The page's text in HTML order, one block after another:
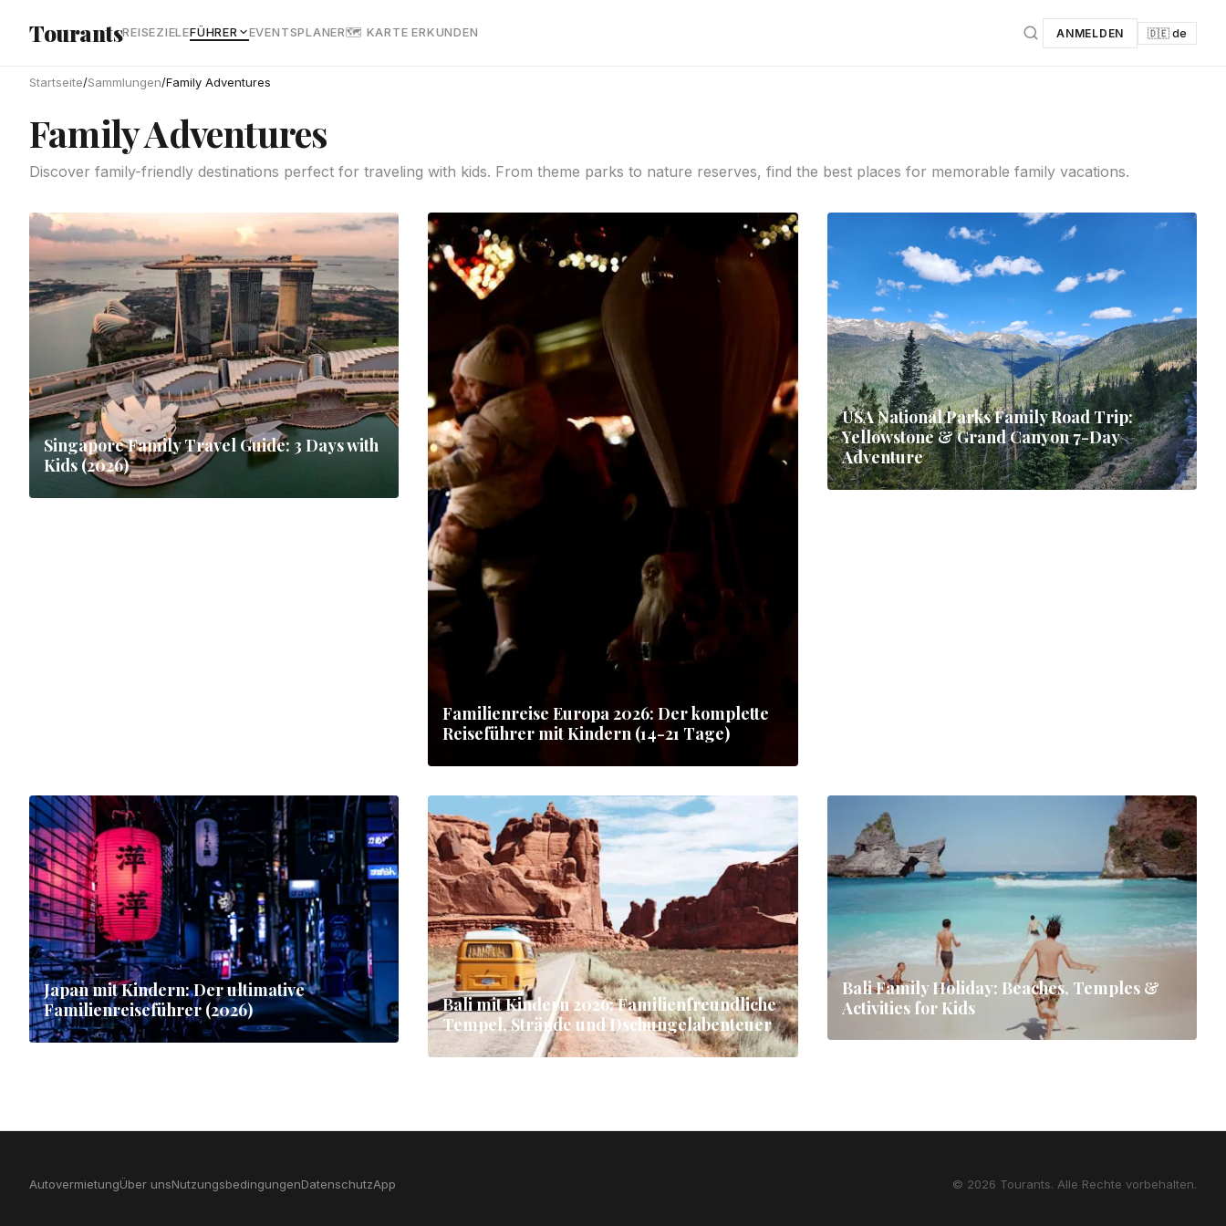
TourantsREISEZIELEFÜHRER EVENTSPLANER🗺 KARTE ERKUNDEN ANMELDEN 🇩🇪 de
Startseite/Sammlungen/Family Adventures
Family Adventures
Discover family-friendly destinations perfect for traveling with kids. From theme parks to nature reserves, find the best places for memorable family vacations.
Singapore Family Travel Guide: 3 Days with
Kids (2026)
Familienreise Europa 2026: Der komplette
Reiseführer mit Kindern (14-21 Tage)
USA National Parks Family Road Trip:
Yellowstone & Grand Canyon 7-Day
Adventure
Japan mit Kindern: Der ultimative
Familienreiseführer (2026)
Bali mit Kindern 2026: Familienfreundliche
Tempel, Strände und Dschungelabenteuer
Bali Family Holiday: Beaches, Temples &
Activities for Kids
AutovermietungÜber unsNutzungsbedingungenDatenschutzApp © 2026 Tourants. Alle Rechte vorbehalten.